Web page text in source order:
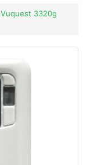
3320g